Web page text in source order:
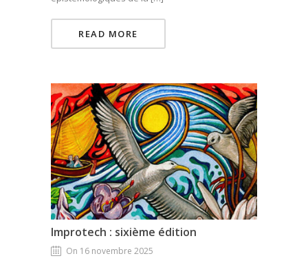
READ MORE
Improtech : sixième édition
On 16 novembre 2025